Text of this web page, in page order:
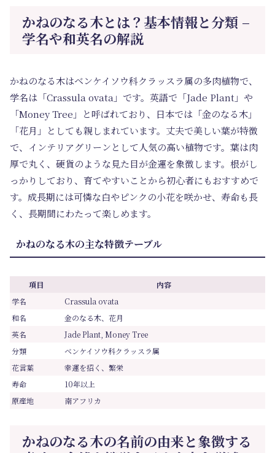
かねのなる木とは？基本情報と分類 –
学名や和英名の解説
かねのなる木はベンケイソウ科クラッスラ属の多肉植物で、
学名は「Crassula ovata」です。英語で「Jade Plant」や
「Money Tree」と呼ばれており、日本では「金のなる木」
「花月」としても親しまれています。丈夫で美しい葉が特徴
で、インテリアグリーンとして人気の高い植物です。葉は肉
厚で丸く、硬貨のような見た目が金運を象徴します。根がし
っかりしており、育てやすいことから初心者にもおすすめで
す。成長期には可憐な白やピンクの小花を咲かせ、寿命も長
く、長期間にわたって楽しめます。
かねのなる木の主な特徴テーブル
項目
内容
学名
Crassula ovata
和名
金のなる木、花月
英名
Jade Plant, Money Tree
分類
ベンケイソウ科クラッスラ属
花言葉
幸運を招く、繁栄
寿命
10年以上
原産地
南アフリカ
かねのなる木の名前の由来と象徴する